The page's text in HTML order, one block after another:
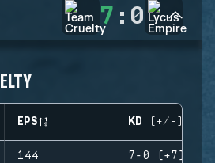
7 : 0
EPS KD (+/-)
144 7-0 (+7)